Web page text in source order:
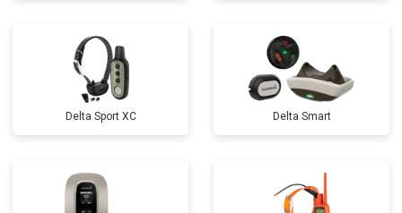
Delta Sport XC Delta Smart